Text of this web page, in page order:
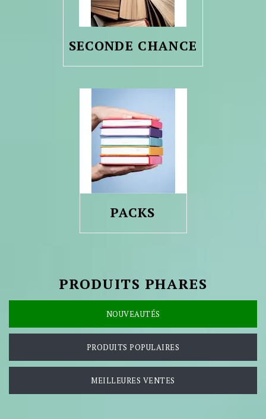
SECONDE CHANCE
PACKS
PRODUITS PHARES
NOUVEAUTÉS
PRODUITS POPULAIRES
MEILLEURES VENTES